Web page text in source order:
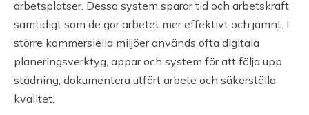
arbetsplatser. Dessa system sparar tid och arbetskraft
samtidigt som de gör arbetet mer effektivt och jämnt. I
större kommersiella miljöer används ofta digitala
planeringsverktyg, appar och system för att följa upp
städning, dokumentera utfört arbete och säkerställa
kvalitet.